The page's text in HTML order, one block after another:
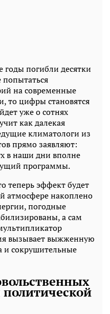
годы погибли десятки
на современные
то цифры становятся
уже о сотнях
как далекая
климатологи из
прямо заявляют:
в наши дни вполне
программы.
теперь эффект будет
атмосфере накоплено
погодные
а сам
вызывает выжженную
и сокрушительные